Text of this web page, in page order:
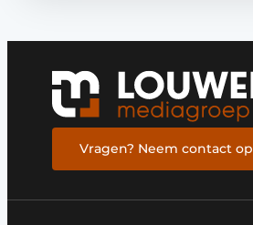
Vragen? Neem contact op